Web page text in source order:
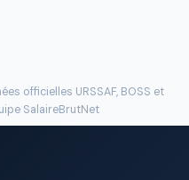
officielles URSSAF, BOSS et
SalaireBrutNet